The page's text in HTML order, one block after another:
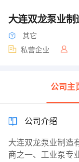
大连双龙泵业制
其它
私营企业
公司主
公司介绍
大连双龙泵业制造
商之一、工业泵专